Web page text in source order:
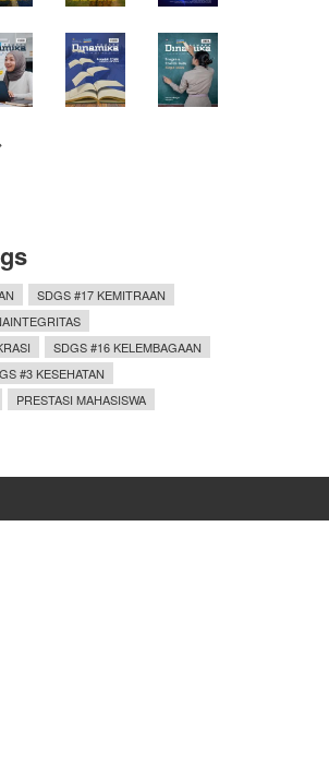
SDGS #17 KEMITRAAN
SDGS #16 KELEMBAGAAN
#3 KESEHATAN
PRESTASI MAHASISWA